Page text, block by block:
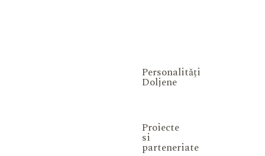
Personalități
Doljene
Proiecte
si
parteneriate